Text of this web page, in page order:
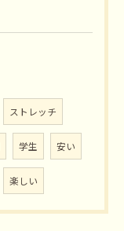
ストレッチ
学生 安い
楽しい